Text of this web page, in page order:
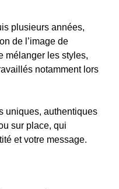
plusieurs années,
de l’image de
mélanger les styles,
notamment lors
uniques, authentiques
sur place, qui
et votre message.